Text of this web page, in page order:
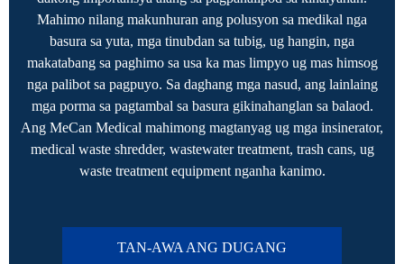
Mahimo nilang makunhuran ang polusyon sa medikal nga
basura sa yuta, mga tinubdan sa tubig, ug hangin, nga
makatabang sa paghimo sa usa ka mas limpyo ug mas himsog
nga palibot sa pagpuyo. Sa daghang mga nasud, ang lainlaing
mga porma sa pagtambal sa basura gikinahanglan sa balaod.
Ang MeCan Medical mahimong magtanyag ug mga insinerator,
medical waste shredder, wastewater treatment, trash cans, ug
waste treatment equipment nganha kanimo.
TAN-AWA ANG DUGANG